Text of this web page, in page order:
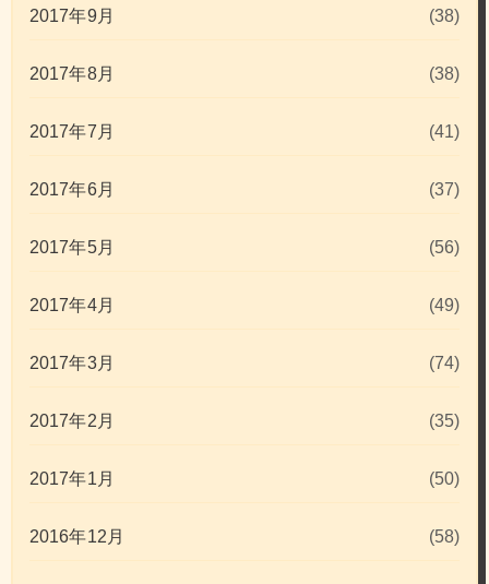
2017年9月 (38)
2017年8月 (38)
2017年7月 (41)
2017年6月 (37)
2017年5月 (56)
2017年4月 (49)
2017年3月 (74)
2017年2月 (35)
2017年1月 (50)
2016年12月 (58)